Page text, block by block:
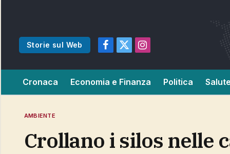
Storie sul Web
Facebook
X
Instagram
Cronaca Economia e Finanza Politica
AMBIENTE
crollano i silos nelle